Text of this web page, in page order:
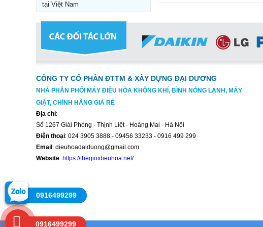
tại Việt Nam
CÔNG TY CỔ PHẦN ĐTTM & XÂY DỰNG ĐẠI DƯƠNG
NHÀ PHÂN PHỐI MÁY ĐIỀU HÒA KHÔNG KHÍ, BÌNH NÓNG LẠNH, MÁY
GIẶT, CHÍNH HÃNG GIÁ RẺ
Địa chỉ:
Số 1267 Giải Phóng - Thịnh Liệt - Hoàng Mai - Hà Nội
Điện thoại: 024 3905 3888 - 09456 33233 - 0916 499 299
Email : dieuhoadaiduong@gmail.com
Website: https://thegioidieuhoa.net/
0916499299
0916499299